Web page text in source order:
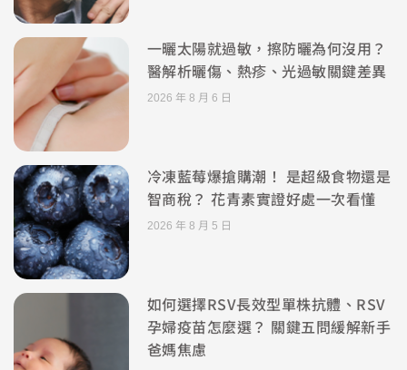
一曬太陽就過敏，擦防曬為何沒用？
醫解析曬傷、熱疹、光過敏關鍵差異
2026 年 8 月 6 日
冷凍藍莓爆搶購潮！ 是超級食物還是
智商稅？ 花青素實證好處一次看懂
2026 年 8 月 5 日
如何選擇RSV長效型單株抗體、RSV
孕婦疫苗怎麼選？ 關鍵五問緩解新手
爸媽焦慮